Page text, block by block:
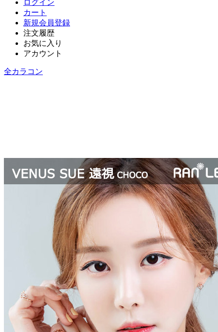
ログイン
カート
新規会員登録
注文履歴
お気に入り
アカウント
全カラコン